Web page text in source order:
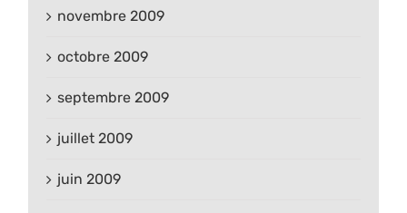
novembre 2009
octobre 2009
septembre 2009
juillet 2009
juin 2009